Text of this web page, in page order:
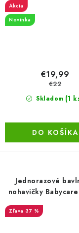
Akcia
Novinka
Skladom (1
€19,99
€22
DO KOŠÍKA
Jednorazové
nohavičky
37 %